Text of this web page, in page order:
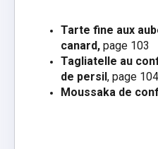
Tarte fine aux
canard, page 103
Tagliatelle au
de persil, page 104
Moussaka de